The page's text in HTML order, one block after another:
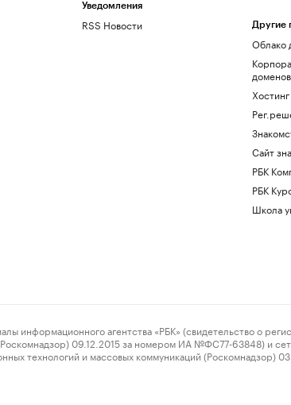
Уведомления
RSS Новости Другие
Облако
доменов
Сайт
РБК
РБК
Школа
агентства «РБК» (свидетельство о
09.12.2015 за номером ИА №ФС77-63848) и
технологий и массовых коммуникаций